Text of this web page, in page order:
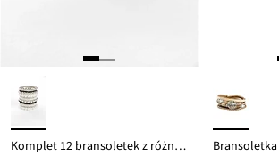
Komplet 12 bransoletek z różnych koralików